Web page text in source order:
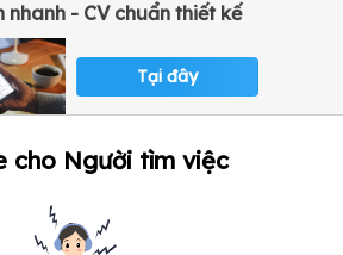
nhanh - CV chuẩn thiết kế
Tại đây
cho Người tìm việc